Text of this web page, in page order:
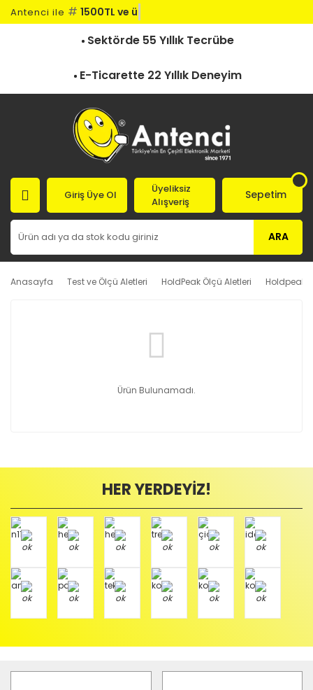
Antenci ile # 1500TL ve üz
Sektörde 55 Yıllık Tecrübe
E-Ticarette 22 Yıllık Deneyim
ARA
Giriş Üye Ol
Üyeliksiz
Alışveriş
Sepetim
Anasayfa Test ve Ölçü Aletleri HoldPeak Ölçü Aletleri Holdpeak
Ürün Bulunamadı.
HER YERDEYİZ!